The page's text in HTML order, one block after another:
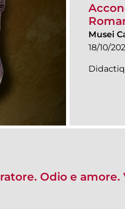
Musei
18/10/
Odio e amore.